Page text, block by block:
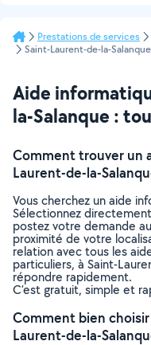
Prestations de services
Saint-Laurent-de-la-Salanque
Aide
la-Salanque :
Comment trouver un
Laurent-de-la-
Vous cherchez un aide
Sélectionnez
postez votre demande
proximité de votre
relation avec tous les
particuliers, à Saint-
répondre rapidement.
C’est gratuit, simple et
Comment bien
Laurent-de-la-